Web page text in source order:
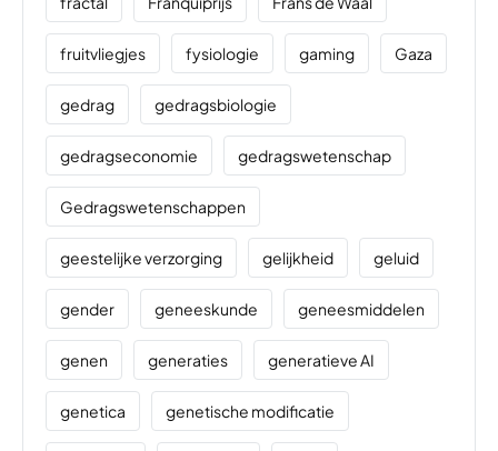
fruitvliegjes fysiologie gaming Gaza
gedrag gedragsbiologie
gedragseconomie gedragswetenschap
Gedragswetenschappen
geestelijke verzorging gelijkheid geluid
gender geneeskunde geneesmiddelen
genen generaties generatieve AI
genetica genetische modificatie